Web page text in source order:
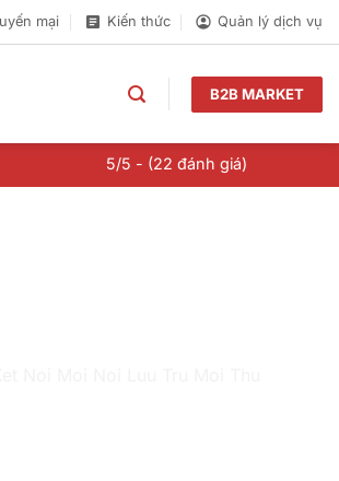
mại Kiến thức Quản lý dịch vụ
B2B MARKET
5/5 - (22 đánh giá)